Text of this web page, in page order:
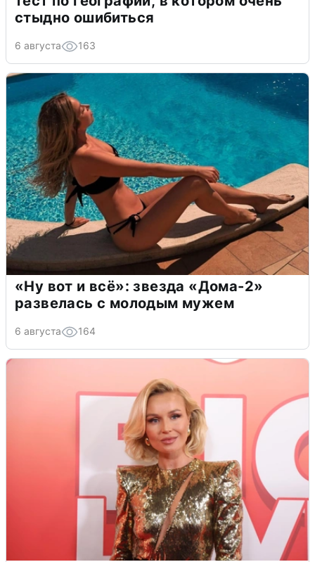
стыдно ошибиться
6 августа 163
«Ну вот и всё»: звезда «Дома-2»
развелась с молодым мужем
6 августа 164